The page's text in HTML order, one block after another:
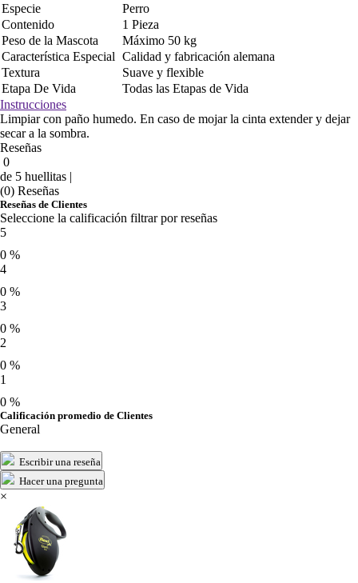
Especie
Perro
Contenido
1 Pieza
Peso de la Mascota
Máximo 50 kg
Característica Especial Calidad y fabricación alemana
Textura
Suave y flexible
Etapa De Vida
Todas las Etapas de Vida
Instrucciones
Limpiar con paño humedo. En caso de mojar la cinta extender y dejar
secar a la sombra.
Reseñas
0
de 5 huellitas |
(0) Reseñas
Reseñas de Clientes
Seleccione la calificación filtrar por reseñas
5
0 %
4
0 %
3
0 %
2
0 %
1
0 %
Calificación promedio de Clientes
General
Escribir una reseña
Hacer una pregunta
×